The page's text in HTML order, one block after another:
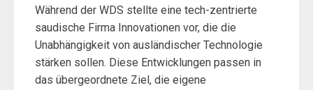
Während der WDS stellte eine tech-zentrierte
saudische Firma Innovationen vor, die die
Unabhängigkeit von ausländischer Technologie
stärken sollen. Diese Entwicklungen passen in
das übergeordnete Ziel, die eigene